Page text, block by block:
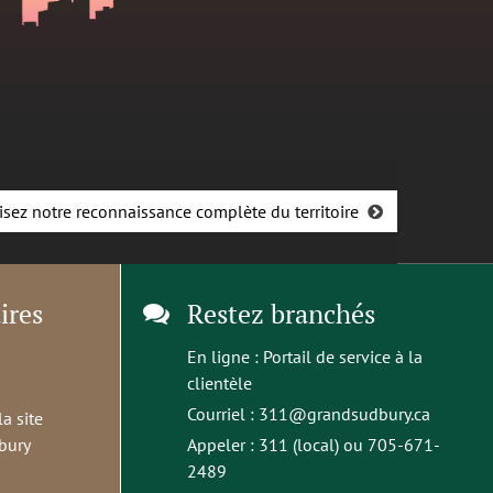
notre reconnaissance complète du territoire
site
Restez branchés
En ligne : Portail de service à la
clientèle
Courriel : 311@grandsudbury.ca
Appeler : 311 (local) ou 705-671-
2489